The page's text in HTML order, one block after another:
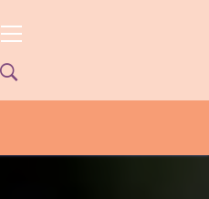
principal
PYPNEWS –